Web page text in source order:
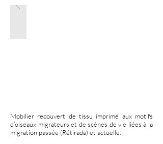
Mobilier recouvert de tissu imprimé aux motifs
d’oiseaux migrateurs et de scènes de vie liées à la
migration passée (Rétirada) et actuelle.